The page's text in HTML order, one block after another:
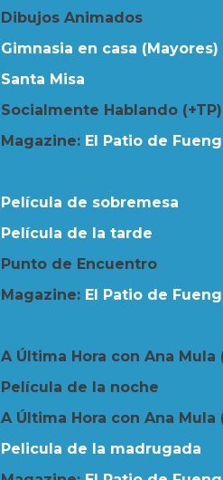
Dibujos Animados
Gimnasia en casa (Mayores)
Santa Misa
Socialmente Hablando (+TP)
Magazine: El Patio de
Película de sobremesa
Película de la tarde
Punto de Encuentro
Magazine: El Patio de
A Última Hora con Ana Mula
Película de la noche
A Última Hora con Ana Mula
Pelicula de la madrugada